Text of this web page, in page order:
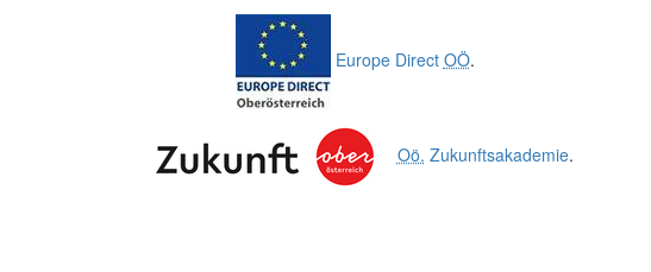
Europe Direct OÖ.
Oö. Zukunftsakademie.